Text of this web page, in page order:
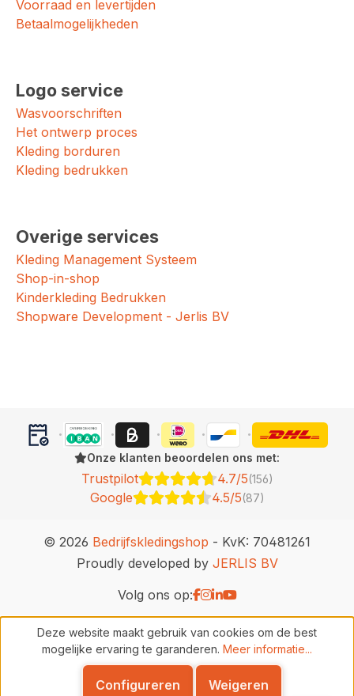
Voorraad en levertijden
Betaalmogelijkheden
Logo service
Wasvoorschriften
Het ontwerp proces
Kleding borduren
Kleding bedrukken
Overige services
Kleding Management Systeem
Shop-in-shop
Kinderkleding Bedrukken
Shopware Development - Jerlis BV
Onze klanten beoordelen ons met:
Trustpilot 4.7/5(156)
Google 4.5/5(87)
© 2026 Bedrijfskledingshop - KvK: 70481261
Proudly developed by JERLIS BV
Volg ons op:
Deze website maakt gebruik van cookies om de best
mogelijke ervaring te garanderen. Meer informatie...
Weigeren
Configureren